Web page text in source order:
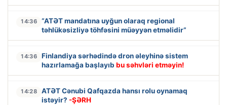
14:36
“ATƏT mandatına uyğun olaraq regional
təhlükəsizliyə töhfəsini müəyyən etməlidir”
14:36
Finlandiya sərhədində dron əleyhinə sistem
hazırlamağa başlayıb bu səhvləri etməyin!
14:28
ATƏT Cənubi Qafqazda hansı rolu oynamaq
istəyir? -ŞƏRH